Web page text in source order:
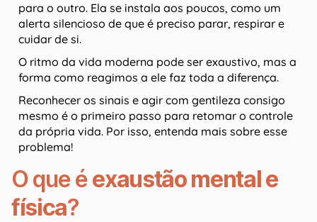
para o outro. Ela se instala aos poucos, como um
alerta silencioso de que é preciso parar, respirar e
cuidar de si.
O ritmo da vida moderna pode ser exaustivo, mas a
forma como reagimos a ele faz toda a diferença.
Reconhecer os sinais e agir com gentileza consigo
mesmo é o primeiro passo para retomar o controle
da própria vida. Por isso, entenda mais sobre esse
problema!
O que éexaustão mental e
física?